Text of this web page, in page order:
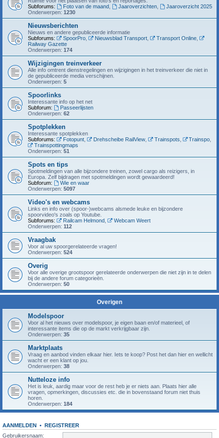
Subforums:
Foto van de maand, Jaaroverzichten,
Jaaroverzicht 2025
Onderwerpen: 1230
Nieuwsberichten
Nieuws en andere gepubliceerde informatie
Subforums:
SpoorPro, Nieuwsblad Transport, Transport Online,
Railway Gazette
Onderwerpen: 174
Wijzigingen treinverkeer
Alle info omtrent dienstregelingen en wijzigingen in het treinverkeer die niet in
de gepubliceerde media verschijnen.
Onderwerpen: 5
Spoorlinks
Interessante info op het net
Subforum:
Passeerlijsten
Onderwerpen: 62
Spotplekken
Interessante spotplekken
Subforums:
Fotopunt, Drehscheibe RailView, Trainspots Trainspo
Trainspottingmaps
Onderwerpen: 51
Spots en tips
Spotmeldingen van alle bijzondere treinen, zowel cargo als reizigers, in
Europa. Zelf bijdragen met spotmeldingen wordt gewaardeerd!
Subforum:
Wie en waar
Onderwerpen: 5097
Video's en webcams
Links en info over (spoor-)webcams alsmede leuke en bijzondere
spoorvideo's zoals op Youtube.
Subforums:
Railcam Helmond,
Webcam Weert
Onderwerpen: 112
Vraagbak
Voor al uw spoorgerelateerde vragen!
Onderwerpen: 524
Overig
Voor alle overige grootspoor gerelateerde onderwerpen die niet zijn in te delen
bij de andere forum categorieën.
Onderwerpen: 50
Overigen
Modelspoor
Voor al het nieuws over modelspoor, je eigen baan en/of materieel, of
interessante items die op de markt verkrijgbaar zijn.
Onderwerpen: 35
Marktplaats
Vraag en aanbod vinden elkaar hier. Iets te koop? Post het dan hier en wellicht
wacht er een klant op jou.
Onderwerpen: 38
Nutteloze info
Het is leuk, aardig maar voor de rest heb je er niets aan. Plaats hier alle
vragen, opmerkingen, discussies etc. die in bovenstaand forum niet thuis
horen.
Onderwerpen: 184
AANMELDEN • REGISTREER
Gebruikersnaam: